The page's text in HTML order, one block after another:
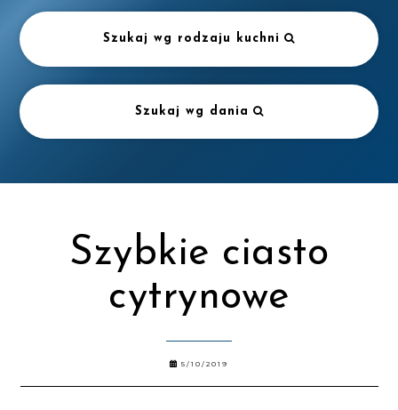
Szukaj wg rodzaju kuchni
Szukaj wg dania
Szybkie ciasto
cytrynowe
5/10/2019